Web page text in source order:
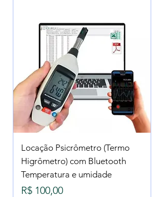
Locação Psicrômetro (Termo
Higrômetro) com Bluetooth
Temperatura e umidade
Preço
R$ 100,00